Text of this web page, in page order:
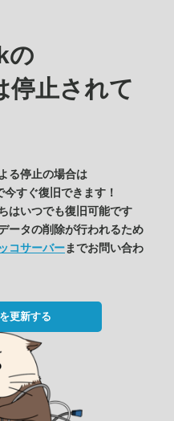
の
停止されて
る停止の場合は
今すぐ復旧できます！
はいつでも復旧可能です
ータの削除が行われるため
コサーバーまでお問い合わ
更新する